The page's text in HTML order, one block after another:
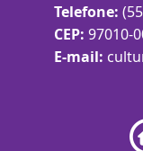
Telefone:
CEP: 97010-
E-mail: